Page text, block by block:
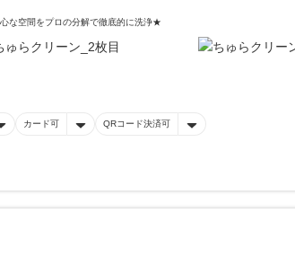
な空間をプロの分解で徹底的に洗浄★
カード可 QRコード決済可